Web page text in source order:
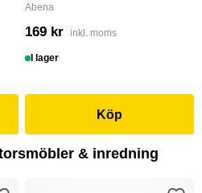
Abena
169 kr inkl. moms
I lager
Köp
& inredning